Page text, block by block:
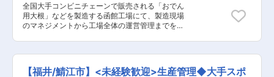
は、「業務用冷凍ポテトコロッケ」・「業務用冷
凍ササミカツ」・「業務用冷凍串揚げ」では業界
No.1を誇る冷凍食品メーカーです。売上200億越
えの安定した基盤を築いています。 調理済み商品
日110日(土日祝)、家族手当、退職金制度など福利
全国大手コンビニチェーンで販売される「おでん
用大根」などを製造する函館工場にて、製造現場
のマネジメントから工場全体の運営管理までを担
現場改善を通じて、安全で高品質な製品を安定供
給する役割を担います。 年功序列ではなく実力評
価の環境で、現場を良くした分だけ評価・年収・
【福井/鯖江市】<未経験歓迎>生産管理◆大手スポ